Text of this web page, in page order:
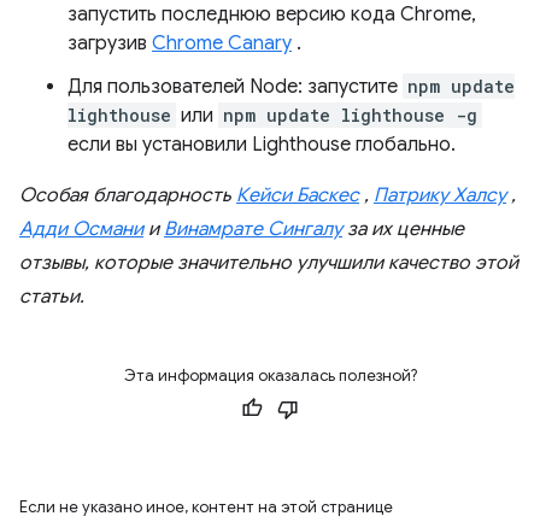
запустить последнюю версию кода Chrome,
загрузив Chrome Canary .
Для пользователей Node: запустите npm update
lighthouse или npm update lighthouse -g
если вы установили Lighthouse глобально.
Особая благодарность Кейси Баскес, Патрику Халсу,
Адди Османии Винамрате Сингалуза их ценные
отзывы, которые значительно улучшили качество этой
статьи.
Эта информация оказалась полезной?
Если не указано иное, контент на этой странице